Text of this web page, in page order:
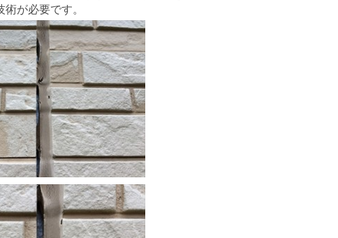
が必要です。